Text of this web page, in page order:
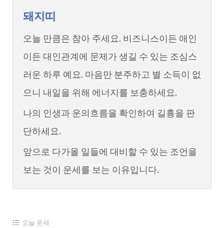
돼지띠
오늘 만큼은 참아 주세요. 비즈니스이든 애인
이든 대인관계에 문제가 생길 수 있는 조심스
러운 하루 예요. 마음만 분주하고 별 소득이 없
으니 내일을 위해 에너지를 보충하세요.
나의 인생과 운의흐름을 확인하여 길흉을 판
단하세요.
앞으로 다가올 일들에 대비할 수 있는 조언을
보는 것이 운세를 보는 이유입니다.
오늘 운세